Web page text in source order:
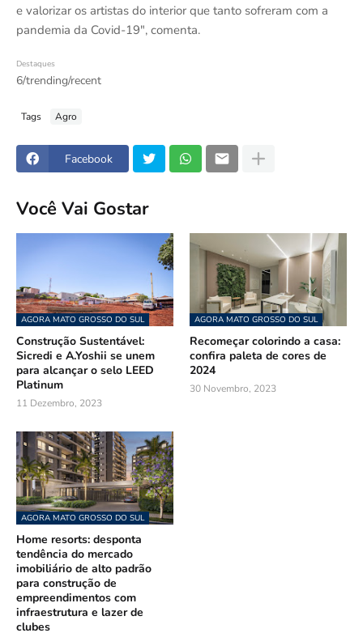
e valorizar os artistas do interior que tanto sofreram com a
pandemia da Covid-19", comenta.
Destaques
6/trending/recent
Tags Agro
Facebook
Você Vai Gostar
AGORA MATO GROSSO DO SUL
Construção Sustentável:
Sicredi e A.Yoshii se unem
para alcançar o selo LEED
Platinum
11 Dezembro, 2023
AGORA MATO GROSSO DO SUL
Recomeçar colorindo a casa:
confira paleta de cores de
2024
30 Novembro, 2023
AGORA MATO GROSSO DO SUL
Home resorts: desponta
tendência do mercado
imobiliário de alto padrão
para construção de
empreendimentos com
infraestrutura e lazer de
clubes